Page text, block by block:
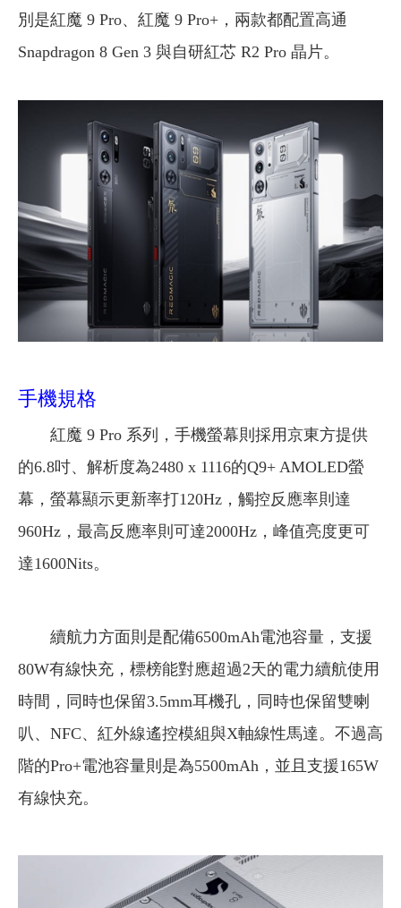
別是紅魔 9 Pro、紅魔 9 Pro+，兩款都配置高通
Snapdragon 8 Gen 3 與自研紅芯 R2 Pro 晶片。
手機規格
紅魔 9 Pro 系列，手機螢幕則採用京東方提供
的6.8吋、解析度為2480 x 1116的Q9+ AMOLED螢
幕，螢幕顯示更新率打120Hz，觸控反應率則達
960Hz，最高反應率則可達2000Hz，峰值亮度更可
達1600Nits。
續航力方面則是配備6500mAh電池容量，支援
80W有線快充，標榜能對應超過2天的電力續航使用
時間，同時也保留3.5mm耳機孔，同時也保留雙喇
叭、NFC、紅外線遙控模組與X軸線性馬達。不過高
階的Pro+電池容量則是為5500mAh，並且支援165W
有線快充。